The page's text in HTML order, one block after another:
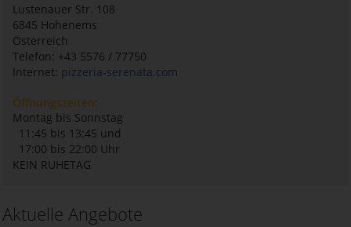
Lustenauer Str. 108
6845 Hohenems
Österreich
Telefon: +43 5576 / 77750
Internet: pizzeria-serenata.com
Öffnungszeiten:
Montag bis Sonnstag
11:45 bis 13:45 und
17:00 bis 22:00 Uhr
KEIN RUHETAG
Aktuelle Angebote